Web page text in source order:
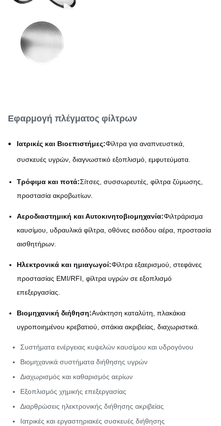
Υλικό
Εφαρμογή πλέγματος φίλτρων
Ιατρικές και Βιοεπιστήμες:Φίλτρα για αναπνευστικά,
συσκευές υγρών, διαγνωστικό εξοπλισμό, εμφυτεύματα.
Τρόφιμα και ποτά:Σίτσες, συσσωρευτές, φίλτρα ζύμωσης,
προστασία ακροβωτίων.
Αεροδιαστημική και Αυτοκινητοβιομηχανία:Φιλτράρισμα
καυσίμου, υδραυλικά φίλτρα, οθόνες εισόδου αέρα, προστασία
αισθητήρων.
Ηλεκτρονικά και ημιαγωγοί:Φίλτρα εξαερισμού, στεφάνες
προστασίας EMI/RFI, φίλτρα υγρών σε εξοπλισμό
επεξεργασίας.
Βιομηχανική διήθηση:Ανάκτηση καταλύτη, πλακάκια
υγροποιημένου κρεβατιού, σιτάκια ακριβείας, διαχωριστικά.
Συστήματα ενέργειας κυψελών καυσίμου και υδρογόνου
Βιομηχανικά συστήματα διήθησης υγρών
Διαχωρισμός και καθαρισμός αερίων
Εξοπλισμός χημικής επεξεργασίας
Διαρθρώσεις ηλεκτρονικής διήθησης ακριβείας
Ιατρικές και εργαστηριακές συσκευές διήθησης